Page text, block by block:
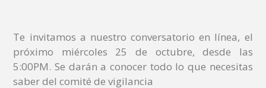
Te invitamos a nuestro conversatorio en línea, el
próximo miércoles 25 de octubre, desde las
5:00PM. Se darán a conocer todo lo que necesitas
saber del comité de vigilancia